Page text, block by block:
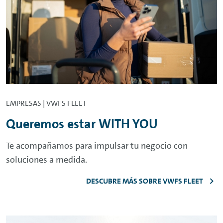
EMPRESAS | VWFS FLEET
Queremos estar WITH YOU
Te acompañamos para impulsar tu negocio con
soluciones a medida.
DESCUBRE MÁS SOBRE VWFS FLEET